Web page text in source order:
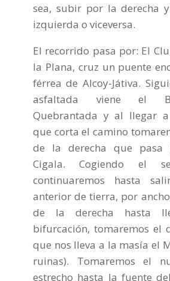
sea, subir por la derecha
izquierda o viceversa.
El recorrido pasa por: El
la Plana, cruz un puente
férrea de Alcoy-Játiva.
asfaltada viene el
Quebrantada y al llegar
que corta el camino
de la derecha que pasa
Cigala. Cogiendo el
continuaremos hasta
anterior de tierra, por
de la derecha hasta
bifurcación, tomaremos el
que nos lleva a la masía el
ruinas). Tomaremos el
estrecho hasta la fuente